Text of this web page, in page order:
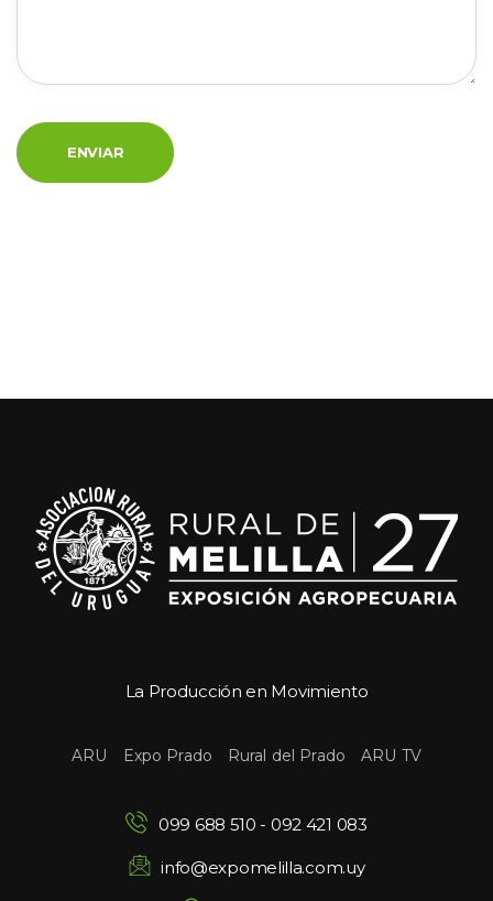
La Producción en Movimiento
ARU Expo Prado Rural del Prado ARU TV
099 688 510 - 092 421 083
info@expomelilla.com.uy